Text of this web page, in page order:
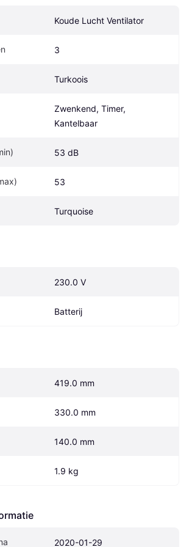
Koude Lucht Ventilator
3
Turkoois
Zwenkend, Timer,
Kantelbaar
53 dB
53
Turquoise
230.0 V
Batterij
419.0 mm
330.0 mm
140.0 mm
1.9 kg
2020-01-29